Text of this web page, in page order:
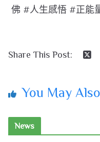
佛 #人生感悟 #正能
Share This Post:
You May
News